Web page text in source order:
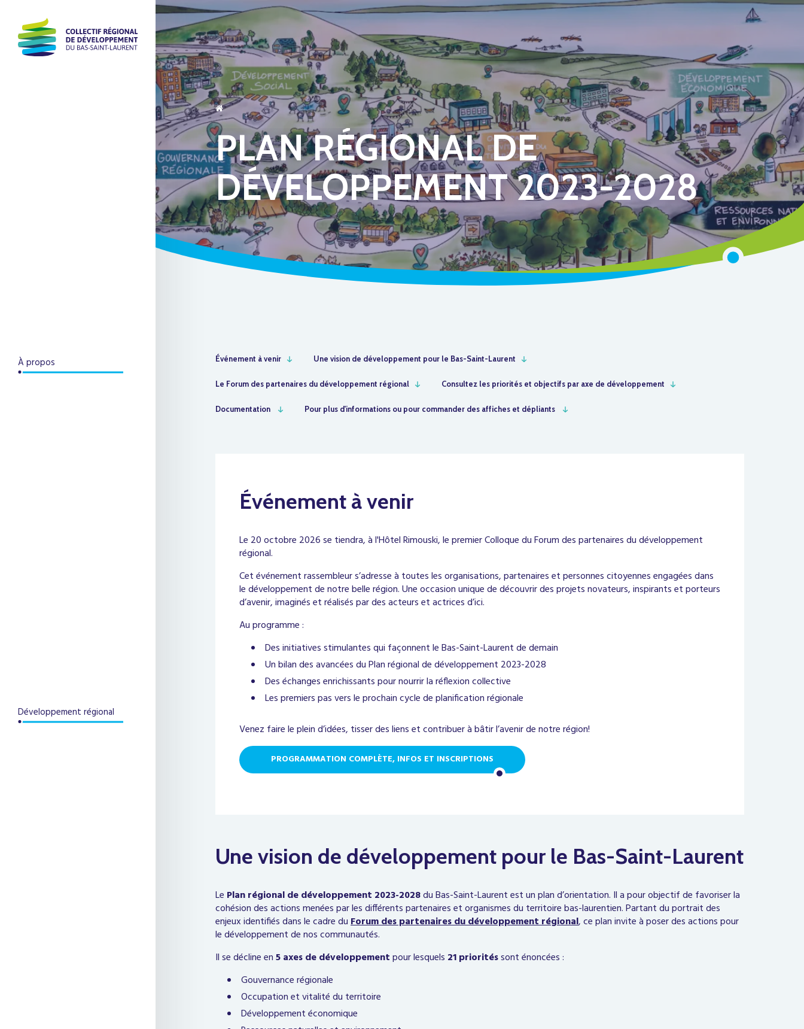
À propos
Développement régional
PLAN RÉGIONAL DE
DÉVELOPPEMENT 2023-2028
Événement à venir Une vision de développement pour le Bas-Saint-Laurent
Le Forum des partenaires du développement régional Consultez les priorités et objectifs par axe de développement
Documentation Pour plus d'informations ou pour commander des affiches et dépliants
Événement à venir
Le 20 octobre 2026 se tiendra, à l'Hôtel Rimouski, le premier Colloque du Forum des partenaires du développement
régional.
Cet événement rassembleur s’adresse à toutes les organisations, partenaires et personnes citoyennes engagées dans
le développement de notre belle région. Une occasion unique de découvrir des projets novateurs, inspirants et porteurs
d’avenir, imaginés et réalisés par des acteurs et actrices d’ici.
Au programme :
Des initiatives stimulantes qui façonnent le Bas-Saint-Laurent de demain
Un bilan des avancées du Plan régional de développement 2023-2028
Des échanges enrichissants pour nourrir la réflexion collective
Les premiers pas vers le prochain cycle de planification régionale
Venez faire le plein d’idées, tisser des liens et contribuer à bâtir l’avenir de notre région!
PROGRAMMATION COMPLÈTE, INFOS ET INSCRIPTIONS
Une vision de développement pour le Bas-Saint-Laurent
Le Plan régional de développement 2023-2028du Bas-Saint-Laurent est un plan d’orientation. Il a pour objectif de favoriser la
cohésion des actions menées par les différents partenaires et organismes du territoire bas-laurentien. Partant du portrait des
enjeux identifiés dans le cadre duForum des partenaires du développement régional, ce plan invite à poser des actions pour
le développement de nos communautés.
Il se décline en5 axes de développementpour lesquels 21 prioritéssont énoncées :
Gouvernance régionale
Occupation et vitalité du territoire
Développement économique